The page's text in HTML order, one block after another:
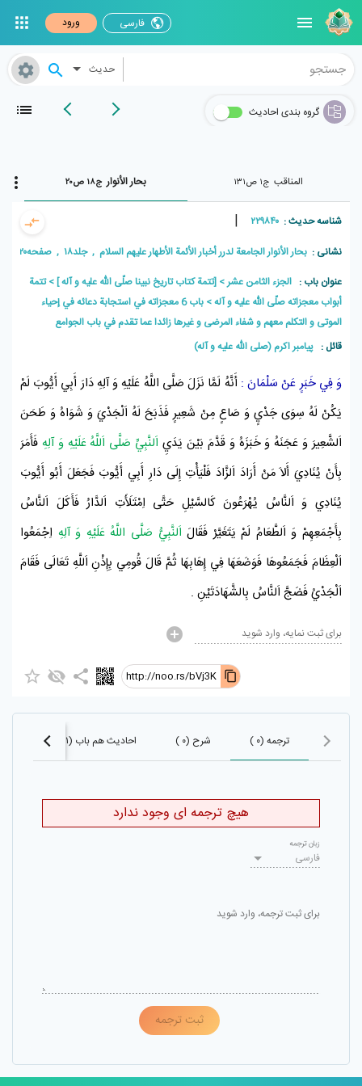
فارسی ورود
حدیث
گروه بندی احادیث
المناقب ج۱ ص۱۳۱ بحار الأنوار ج۱۸ ص۲۰
شناسه حدیث : ۲۲۹۸۴۰ |
نشانی : بحار الأنوار الجامعة لدرر أخبار الأئمة الأطهار علیهم السلام , جلد۱۸ , صفحه۲۰
عنوان باب : الجزء الثامن عشر [تتمة كتاب تاريخ نبينا صلّى اللّه عليه و آله ]
تتمة
أبواب معجزاته صلّى اللّه عليه و آله
باب 6 معجزاته في استجابة دعائه في إحياء
الموتى و التكلم معهم و شفاء المرضى و غيرها زائدا عما تقدم في باب الجوامع
قائل : پيامبر اکرم (صلی الله علیه و آله)
وَ فِي خَبَرٍ عَنْ سَلْمَانَ:أَنَّهُ لَمَّا نَزَلَ صَلَّى اللَّهُ عَلَيْهِ وَ آلِهِ دَارَأَبِي أَيُّوبَ لَمْ
يَكُنْ لَهُ سِوَى جَدْيٍ وَ صَاعٍ مِنْ شَعِيرٍ فَذَبَحَ لَهُ اَلْجَدْيَ وَ شَوَاهُ وَ طَحَنَ
اَلشَّعِيرَ وَ عَجَنَهُ وَ خَبَزَهُ وَ قَدَّمَ بَيْنَ يَدَيِ اَلنَّبِيِّ صَلَّى اَللَّهُ عَلَيْهِ وَ آلِهِ فَأَمَرَ
بِأَنْ يُنَادِيَ أَلاَ مَنْ أَرَادَ اَلزَّادَ فَلْيَأْتِ إِلَى دَارِ أَبِي أَيُّوبَ فَجَعَلَأَبُو أَيُّوبَ
يُنَادِي وَ اَلنَّاسُ يُهْرَعُونَ كَالسَّيْلِ حَتَّى اِمْتَلَأَتِ اَلدَّارُ فَأَكَلَ اَلنَّاسُ
بِأَجْمَعِهِمْ وَ اَلطَّعَامُ لَمْ يَتَغَيَّرْ فَقَالَ اَلنَّبِيُّ صَلَّى اللَّهُ عَلَيْهِ وَ آلِهِ اِجْمَعُوا
اَلْعِظَامَ فَجَمَعُوهَا فَوَضَعَهَا فِي إِهَابِهَا ثُمَّ قَالَ قُومِي بِإِذْنِ اَللَّهِ تَعَالَى فَقَامَ
اَلْجَدْيُ فَضَجَّ اَلنَّاسُ بِالشَّهَادَتَيْنِ .
برای ثبت نمایه، وارد شوید
http://noo.rs/bVj3K
ترجمه (۰ ) شرح (۰ ) احادیث هم باب (۷۴۱)
هیچ ترجمه ای وجود ندارد
فارسی
زبان ترجمه
برای ثبت ترجمه، وارد شوید
ثبت ترجمه